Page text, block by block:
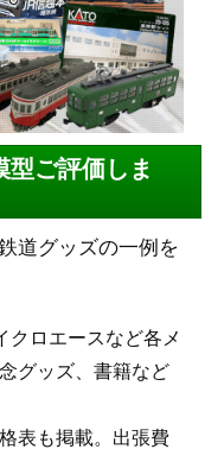
型ご評価しま
道グッズの一例を
クロエースなど各メ
グッズ、書籍など
表も掲載。出張費